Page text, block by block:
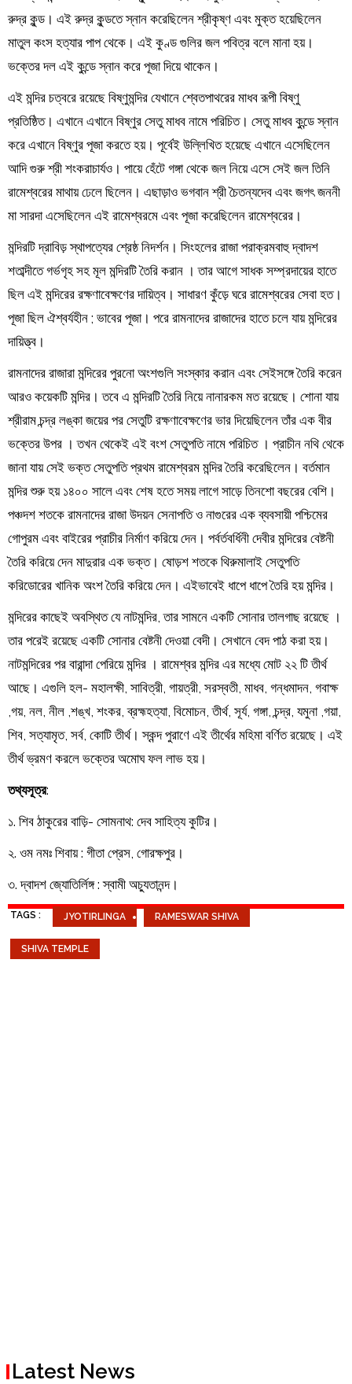
রুদ্র কুন্ড। এই রুদ্র কুন্ডতে স্নান করেছিলেন শ্রীকৃষ্ণ এবং মুক্ত হয়েছিলেন
মাতুল কংস হত্যার পাপ থেকে। এই কুণ্ড গুলির জল পবিত্র বলে মানা হয়।
ভক্তের দল এই কুন্ডে স্নান করে পূজা দিয়ে থাকেন।
এই মন্দির চত্বরে রয়েছে বিষ্ণুমন্দির যেখানে শ্বেতপাথরের মাধব রূপী বিষ্ণু
প্রতিষ্ঠিত। এখানে এখানে বিষ্ণুর সেতু মাধব নামে পরিচিত। সেতু মাধব কুন্ডে স্নান
করে এখানে বিষ্ণুর পূজা করতে হয়। পূর্বেই উল্লিখিত হয়েছে এখানে এসেছিলেন
আদি গুরু শ্রী শংকরাচার্যও। পায়ে হেঁটে গঙ্গা থেকে জল নিয়ে এসে সেই জল তিনি
রামেশ্বরের মাথায় ঢেলে ছিলেন। এছাড়াও ভগবান শ্রী চৈতন্যদেব এবং জগৎ জননী
মা সারদা এসেছিলেন এই রামেশ্বরমে এবং পূজা করেছিলেন রামেশ্বরের।
মন্দিরটি দ্রাবিড় স্থাপত্যের শ্রেষ্ঠ নিদর্শন। সিংহলের রাজা পরাক্রমবাহু দ্বাদশ
শতাব্দীতে গর্ভগৃহ সহ মূল মন্দিরটি তৈরি করান । তার আগে সাধক সম্প্রদায়ের হাতে
ছিল এই মন্দিরের রক্ষণাবেক্ষণের দায়িত্ব। সাধারণ কুঁড়ে ঘরে রামেশ্বরের সেবা হত।
পূজা ছিল ঐশ্বর্যহীন ; ভাবের পূজা। পরে রামনাদের রাজাদের হাতে চলে যায় মন্দিরের
দায়িত্ত্ব।
রামনাদের রাজারা মন্দিরের পুরনো অংশগুলি সংস্কার করান এবং সেইসঙ্গে তৈরি করেন
আরও কয়েকটি মন্দির। তবে এ মন্দিরটি তৈরি নিয়ে নানারকম মত রয়েছে। শোনা যায়
শ্রীরাম চন্দ্র লঙ্কা জয়ের পর সেতুটি রক্ষণাবেক্ষণের ভার দিয়েছিলেন তাঁর এক বীর
ভক্তের উপর । তখন থেকেই এই বংশ সেতুপতি নামে পরিচিত । প্রাচীন নথি থেকে
জানা যায় সেই ভক্ত সেতুপতি প্রথম রামেশ্বরম মন্দির তৈরি করেছিলেন। বর্তমান
মন্দির শুরু হয় ১৪০০ সালে এবং শেষ হতে সময় লাগে সাড়ে তিনশো বছরের বেশি।
পঞ্চদশ শতকে রামনাদের রাজা উদয়ন সেনাপতি ও নাগুরের এক ব্যবসায়ী পশ্চিমের
গোপুরম এবং বাইরের প্রাচীর নির্মাণ করিয়ে দেন। পর্বর্তবর্ধিনী দেবীর মন্দিরের বেষ্টনী
তৈরি করিয়ে দেন মাদুরার এক ভক্ত। ষোড়শ শতকে থিরুমালাই সেতুপতি
করিডোরের খানিক অংশ তৈরি করিয়ে দেন। এইভাবেই ধাপে ধাপে তৈরি হয় মন্দির।
মন্দিরের কাছেই অবস্থিত যে নাটমন্দির, তার সামনে একটি সোনার তালগাছ রয়েছে ।
তার পরেই রয়েছে একটি সোনার বেষ্টনী দেওয়া বেদী। সেখানে বেদ পাঠ করা হয়।
নাটমন্দিরের পর বারান্দা পেরিয়ে মন্দির । রামেশ্বর মন্দির এর মধ্যে মোট ২২ টি তীর্থ
আছে। এগুলি হল- মহালক্ষী, সাবিত্রী, গায়ত্রী, সরস্বতী, মাধব, গন্ধমাদন, গবাক্ষ
,গয়, নল, নীল ,শঙ্খ, শংকর, ব্রহ্মহত্যা, বিমোচন, তীর্থ, সূর্য, গঙ্গা, চন্দ্র, যমুনা ,গয়া,
শিব, সত্যামৃত, সর্ব, কোটি তীর্থ। স্কন্দ পুরাণে এই তীর্থের মহিমা বর্ণিত রয়েছে। এই
তীর্থ ভ্রমণ করলে ভক্তের অমোঘ ফল লাভ হয়।
তথ্যসূত্র:
১. শিব ঠাকুরের বাড়ি- সোমনাথ: দেব সাহিত্য কুটির।
২. ওম নমঃ শিবায় : গীতা প্রেস, গোরক্ষপুর।
৩. দ্বাদশ জ্যোতির্লিঙ্গ : স্বামী অচ্যুতানন্দ।
TAGS : JYOTIRLINGA RAMESWAR SHIVA
SHIVA TEMPLE
Latest News